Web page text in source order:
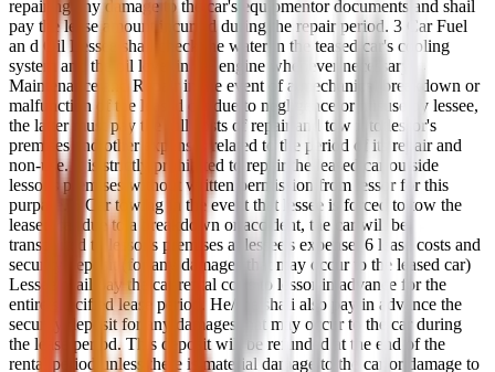
repairing any damage to the car's equipmentor documents and shail
pay the lease amount incurred during the repair period. 3 Car Fuel
an d Oil Lessee shall check the water in the teased car's cooling
system and the oil levet in the engine whenever necessarу. 4
Maintenance and Repair in the event of a mechanical breakdown or
malfunction of the leased car due to negligence or misuse by lessee,
the latter must pay the full costs of repair and tow it to lessor's
premises and other expenses related to the period of its repair and
non-use. It is strictly prohibited to repair the leased car outside
lessor's premises without written permission from lessor for this
purpase. 5 Car towing in the event that lessee is forced to tow the
leased car due to a breakdown or accident, the car will be
transported to lessor's premises at lessee's expense. 6 lease costs and
security deposit (for any damages that may occur to the leased car)
Lessee shail pay the car rental costs to lessor in advance for the
entire specified lease period. He/she shali also pay in advance the
security deposit for any damages that may occur to the car during
the lease period. This deposit will be refunded at the end of the
rental period unless there is material damage to the car or damage to